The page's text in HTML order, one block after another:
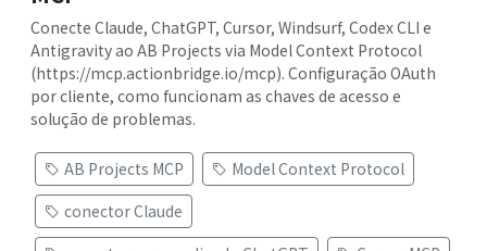
Conecte Claude, ChatGPT, Cursor, Windsurf, Codex CLI e
Antigravity ao AB Projects via Model Context Protocol
(https://mcp.actionbridge.io/mcp). Configuração OAuth
por cliente, como funcionam as chaves de acesso e
solução de problemas.
AB Projects MCP
Model Context Protocol
conector Claude